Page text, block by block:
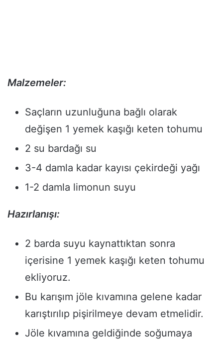
Malzemeler:
Saçların uzunluğuna bağlı olarak
değişen 1 yemek kaşığı keten tohumu
2 su bardağı su
3-4 damla kadar kayısı çekirdeği yağı
1-2 damla limonun suyu
Hazırlanışı:
2 barda suyu kaynattıktan sonra
içerisine 1 yemek kaşığı keten tohumu
ekliyoruz.
Bu karışım jöle kıvamına gelene kadar
karıştırılıp pişirilmeye devam etmelidir.
Jöle kıvamına geldiğinde soğumaya